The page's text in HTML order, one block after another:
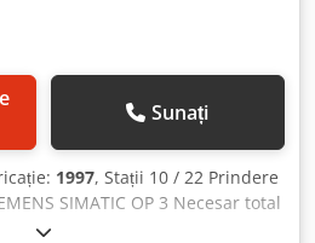
Sunați
1997, Stații 10 / 22 Prindere
SIMATIC OP 3 Necesar total
Mașină de transfer